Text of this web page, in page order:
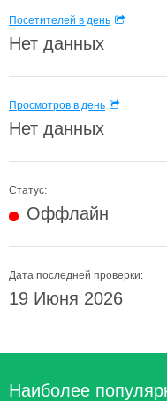
Посетителей в день
Нет данных
Просмотров в день
Нет данных
Статус:
Оффлайн
Дата последней проверки:
19 Июня 2026
Наиболее